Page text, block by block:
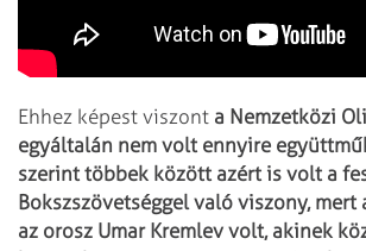
Ehhez képest viszont a Nemzetközi
egyáltalán nem volt ennyire
szerint többek között azért is volt a
Bokszszövetséggel való viszony, mert
az orosz Umar Kremlev volt, akinek